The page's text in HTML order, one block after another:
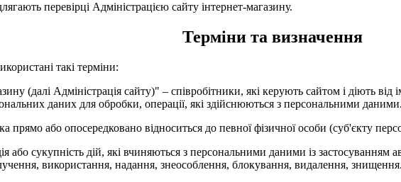
перевірці Адміністрацією сайту інтернет-магазину.
Терміни та визначення
такі терміни:
(далі Адміністрація сайту)" – співробітники, які керують сайтом і діють
даних для обробки, операції, які здійснюються з персональними даними.
прямо або опосередковано відноситься до певної фізичної особи (суб'єкту
сукупність дій, які вчиняються з персональними даними із застосуванням
використання, надання, знеособлення, блокування, видалення, знищення.